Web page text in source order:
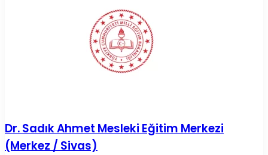
Dr. Sadık Ahmet Mesleki Eğitim Merkezi
(Merkez / Sivas)